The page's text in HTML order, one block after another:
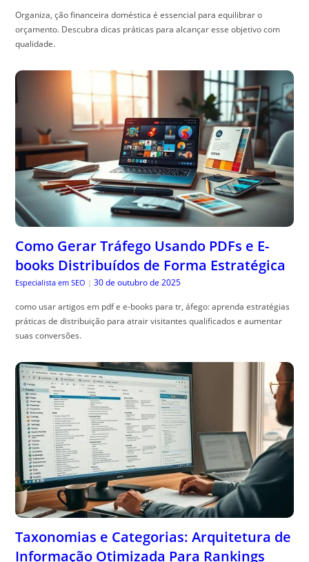
Organiza, ção financeira doméstica é essencial para equilibrar o
orçamento. Descubra dicas práticas para alcançar esse objetivo com
qualidade.
Como Gerar Tráfego Usando PDFs e E-
books Distribuídos de Forma Estratégica
Especialista em SEO | 30 de outubro de 2025
como usar artigos em pdf e e-books para tr, áfego: aprenda estratégias
práticas de distribuição para atrair visitantes qualificados e aumentar
suas conversões.
Taxonomias e Categorias: Arquitetura de
Informação Otimizada Para Rankings